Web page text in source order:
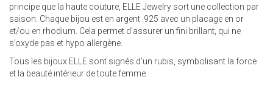
principe que la haute couture, ELLE Jewelry sort une collection par
saison. Chaque bijou est en argent .925 avec un placage en or
et/ou en rhodium. Cela permet d’assurer un fini brillant, qui ne
s’oxyde pas et hypo allergène.
Tous les bijoux ELLE sont signés d’un rubis, symbolisant la force
et la beauté intérieur de toute femme.